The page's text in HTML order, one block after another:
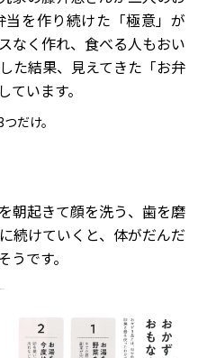
を作り続けた「極意」が
なく作れ、食べる人もおい
た結果、見えてきた「お弁
います。
だけ。
朝起きて顔を洗う、歯を磨
続けていくと、体がだんだ
です。